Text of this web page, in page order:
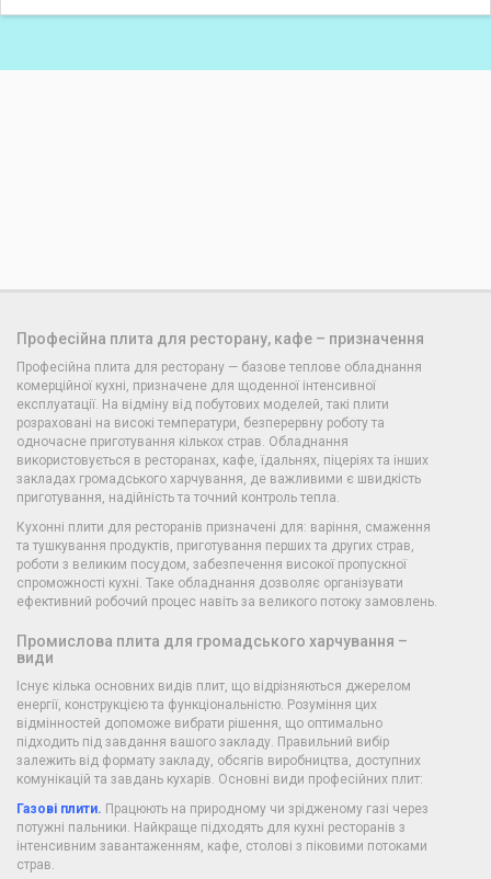
Професійна плита для ресторану, кафе – призначення
Професійна плита для ресторану — базове теплове обладнання
комерційної кухні, призначене для щоденної інтенсивної
експлуатації. На відміну від побутових моделей, такі плити
розраховані на високі температури, безперервну роботу та
одночасне приготування кількох страв. Обладнання
використовується в ресторанах, кафе, їдальнях, піцеріях та інших
закладах громадського харчування, де важливими є швидкість
приготування, надійність та точний контроль тепла.
Кухонні плити для ресторанів призначені для: варіння, смаження
та тушкування продуктів, приготування перших та других страв,
роботи з великим посудом, забезпечення високої пропускної
спроможності кухні. Таке обладнання дозволяє організувати
ефективний робочий процес навіть за великого потоку замовлень.
Промислова плита для громадського харчування –
види
Існує кілька основних видів плит, що відрізняються джерелом
енергії, конструкцією та функціональністю. Розуміння цих
відмінностей допоможе вибрати рішення, що оптимально
підходить під завдання вашого закладу. Правильний вибір
залежить від формату закладу, обсягів виробництва, доступних
комунікацій та завдань кухарів. Основні види професійних плит:
Газові плити. Працюють на природному чи зрідженому газі через
потужні пальники. Найкраще підходять для кухні ресторанів з
інтенсивним завантаженням, кафе, столові з піковими потоками
страв.